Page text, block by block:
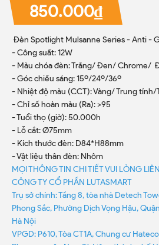
850.000₫
Đèn Spotlight Mulsanne Series - Anti -
- Công suất: 12W
- Màu chóa đèn: Trắng/ Đen/ Chrome/
- Góc chiếu sáng: 15º/24º/36º
- Nhiệt độ màu (CCT): Vàng/ Trung
- Chỉ số hoàn màu (Ra): >95
- Tuổi thọ (giờ): 50.000h
- Lỗ cắt: Ø75mm
- Kích thước đèn: D84*H88mm
- Vật liệu thân đèn: Nhôm
MỌI THÔNG TIN CHI TIẾT VUI LÒNG
CÔNG TY CỔ PHẦN LUTASMART
Trụ sở chính: Tầng 8, tòa nhà Detech
Phong Sắc, Phường Dịch Vọng Hậu,
Hà Nội
VPGD: P610, Tòa CT1A, Chung cư